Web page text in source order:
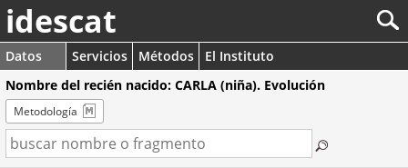
idescat
Datos Servicios Métodos
El Instituto
Nombre del recién nacido: CARLA (niña). Evolución
Metodología